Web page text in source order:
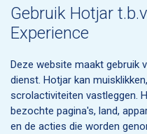
Gebruik Hotjar
Experience
Deze website maakt gebruik
dienst. Hotjar kan
scrolactiviteiten vastleggen.
bezochte pagina's, land,
en de acties die worden